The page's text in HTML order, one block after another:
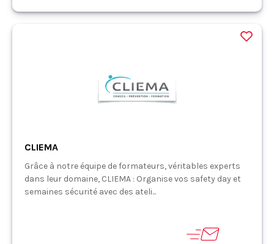
CLIEMA
Grâce à notre équipe de formateurs, véritables experts
dans leur domaine, CLIEMA : Organise vos safety day et
semaines sécurité avec des ateli...